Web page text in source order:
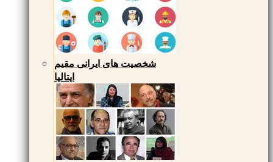
شخصیت های ایرانی مقیم
ایتالیا